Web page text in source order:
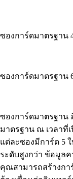
ซองการ์ดมาตรฐาน
ซองการ์ดมาตรฐาน
Available actions
ซองการ์ดมาตรฐาน
มาตรฐาน ณ เวลาที่
แต่ละซองมีการ์ด 5
ระดับสูงกว่า ข้อมูล
คุณสามารถสร้างกา